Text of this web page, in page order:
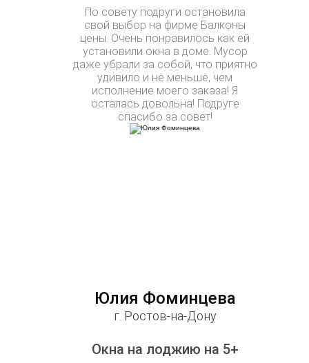
По совету подруги остановила
свой выбор на фирме Балконы
цены. Очень понравилось как ей
установили окна в доме. Мусор
даже убрали за собой, что приятно
удивило и не меньше, чем
исполнение моего заказа! Я
осталась довольна! Подруге
спасибо за совет!
Юлия Фоминцева
г. Ростов-на-Дону
Окна на лоджию на 5+